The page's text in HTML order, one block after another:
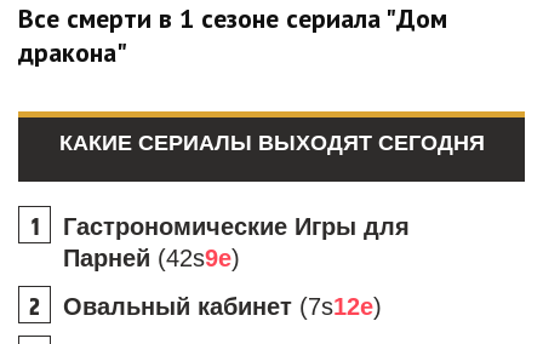
Все смерти в 1 сезоне сериала "Дом
дракона"
КАКИЕ СЕРИАЛЫ ВЫХОДЯТ СЕГОДНЯ
Гастрономические Игры для
Парней (42s9e)
Овальный кабинет (7s12e)